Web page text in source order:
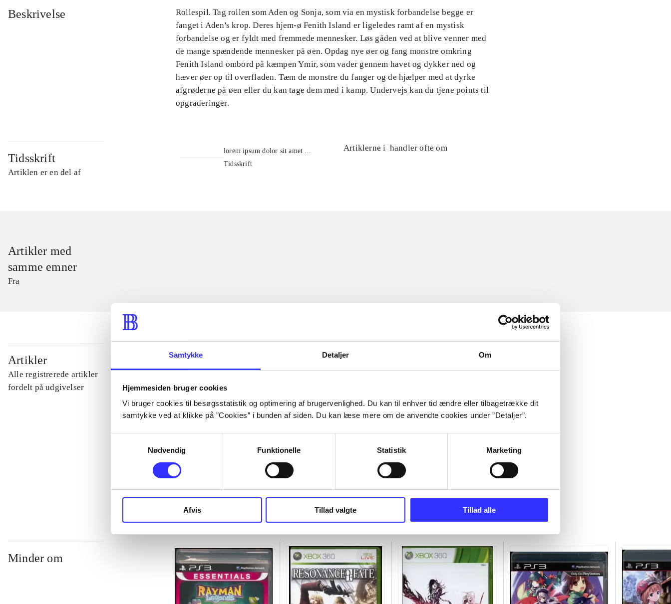
Samtykke Detaljer Om
Hjemmesiden bruger cookies
Vi bruger cookies til besøgsstatistik og optimering af brugervenlighed. Du kan til enhver tid ændre eller tilbagetrække dit
samtykke ved at klikke på ”Cookies” i bunden af siden. Du kan læse mere om de anvendte cookies under ”Detaljer”.
Nødvendig
Funktionelle Statistik Marketing
Afvis Tillad valgte Tillad alle
Beskrivelse
Rollespil. Tag rollen som Aden og Sonja, som via en mystisk forbandelse begge er
fanget i Aden's krop. Deres hjem-ø Fenith Island er ligeledes ramt af en mystisk
forbandelse og er fyldt med fremmede mennesker. Løs gåden ved at blive venner med
de mange spændende mennesker på øen. Opdag nye øer og fang monstre omkring
Fenith Island ombord på kæmpen Ymir, som vader gennem havet og dykker ned og
hæver øer op til overfladen. Tæm de monstre du fanger og de hjælper med at dyrke
afgrøderne på øen eller du kan tage dem med i kamp. Undervejs kan du tjene points til
opgraderinger.
Tidsskrift
Artiklen er en del af
lorem ipsum dolor sit amet ...
Tidsskrift
Artiklerne i handler ofte om
Artikler med
samme emner
Fra
Artikler
Alle registrerede artikler
fordelt på udgivelser
...
...
...
...
Minder om